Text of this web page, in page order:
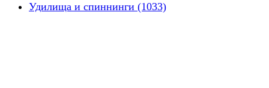
Удилища и спиннинги (1033)